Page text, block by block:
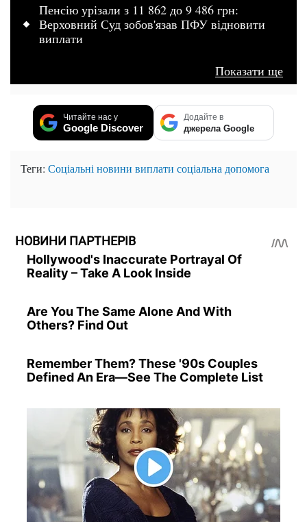
Пенсію урізали з 11 862 до 9 486 грн:
Верховний Суд зобов'язав ПФУ відновити
виплати
Показати ще
Читайте нас у
Google Discover
Додайте в
джерела Google
Теги: Соціальні новини виплати соціальна допомога
НОВИНИ ПАРТНЕРІВ
Hollywood's Inaccurate Portrayal Of
Reality – Take A Look Inside
Are You The Same Alone And With
Others? Find Out
Remember Them? These '90s Couples
Defined An Era—See The Complete List